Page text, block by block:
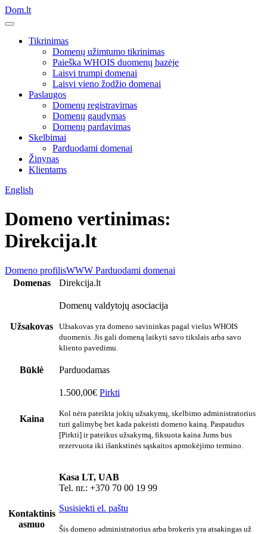
Dom.lt
Tikrinimas
Domenų užimtumo tikrinimas
Paieška WHOIS duomenų bazėje
Laisvi trumpi domenai
Laisvi vieno žodžio domenai
Paslaugos
Domenų registravimas
Domenų gaudymas
Domenų pardavimas
Skelbimai
Parduodami domenai
Žinynas
Klientams
English
Domeno vertinimas:
Direkcija.lt
Domeno profilisWWW Parduodami domenai
Domenas
Direkcija.lt
Užsakovas
Domenų valdytojų asociacija
Užsakovas yra domeno savininkas pagal viešus WHOIS
duomenis. Jis gali domeną laikyti savo tikslais arba savo
kliento pavedimu.
Būklė Parduodamas
Kaina
1.500,00€ Pirkti
Kol nėra pateikta jokių užsakymų, skelbimo administratorius
turi galimybę bet kada pakeisti domeno kainą. Paspaudus
[Pirkti] ir pateikus užsakymą, fiksuota kaina Jums bus
rezervuota iki išankstinės sąskaitos apmokėjimo termino.
Kontaktinis
asmuo
Kasa LT, UAB
Tel. nr.: +370 70 00 19 99
Susisiekti el. paštu
Šis domeno administratorius arba brokeris yra atsakingas už